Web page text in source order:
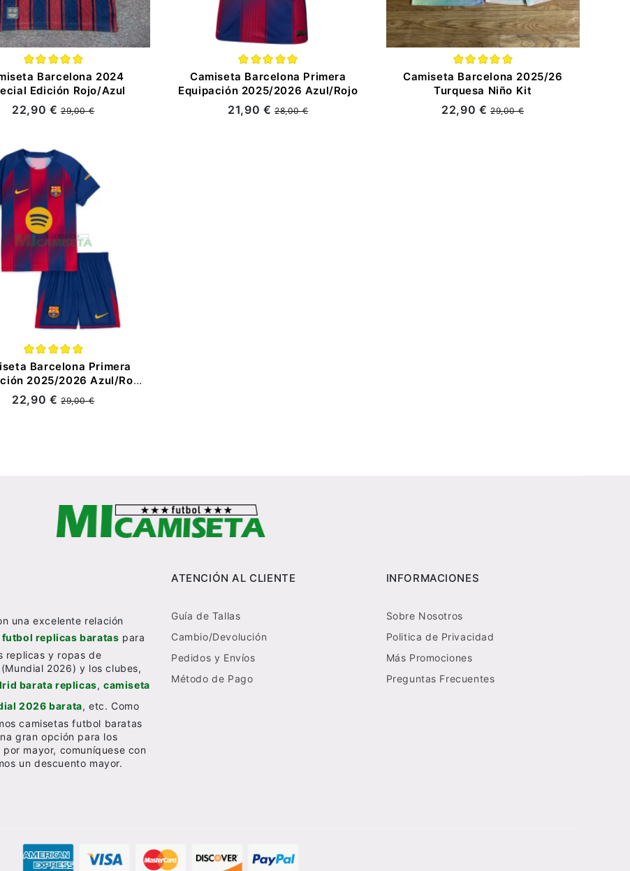
Barcelona 2024
Edición Rojo/Azul
22,90 €29,00 €
Camiseta Barcelona Primera
Equipación 2025/2026 Azul/Rojo
21,90 €28,00 €
Camiseta Barcelona 2025/26
Turquesa Niño Kit
22,90 €29,00 €
Barcelona Primera
2025/2026 Azul/Rojo
Niño Kit
22,90 €29,00 €
una excelente relación
futbol replicas baratas para
replicas y ropas de
2026) y los clubes,
barata replicas,camiseta
2026 barata, etc. Como
camisetas futbol baratas
gran opción para los
mayor, comuníquese con
un descuento mayor.
ATENCIÓN AL CLIENTE
Guía de Tallas
Cambio/Devolución
Pedidos y Envíos
Método de Pago
INFORMACIONES
Sobre Nosotros
Politica de Privacidad
Más Promociones
Preguntas Frecuentes